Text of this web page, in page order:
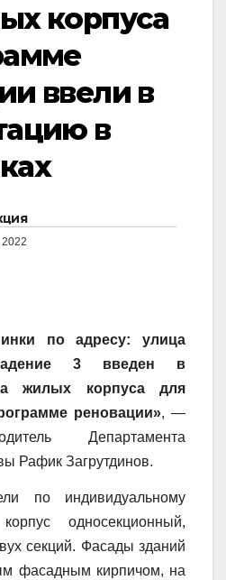
корпуса
ввели в
в
по адресу: улица
3 введен в
жилых корпуса для
реновации», —
Департамента
Рафик Загрутдинов.
по индивидуальному
односекционный,
секций. Фасады зданий
фасадным кирпичом, на